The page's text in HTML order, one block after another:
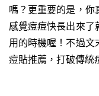
嗎？更重要的是，你
感覺痘痘快長出來了
用的時機喔！不過文
痘貼推薦，打破傳統